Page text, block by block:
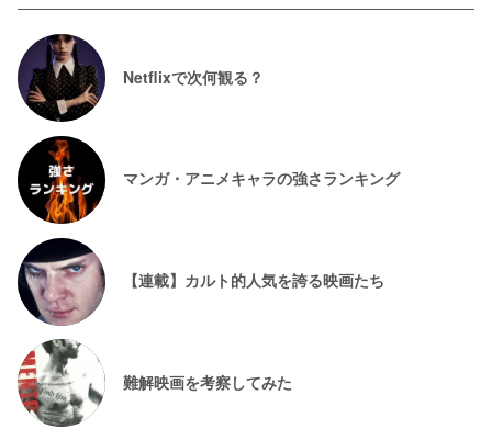
Netflixで次何観る？
マンガ・アニメキャラの強さランキング
【連載】カルト的人気を誇る映画たち
難解映画を考察してみた